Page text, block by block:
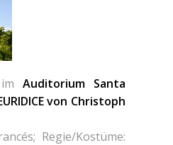
Auditorium Santa
von Christoph
Regie/Kostüme: